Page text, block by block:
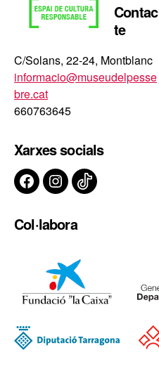
Contac
te
C/Solans, 22-24, Montblanc
informacio@museudelpesse
bre.cat
660763645
Xarxes socials
Facebook
Instagram
TikTok
Col·labora